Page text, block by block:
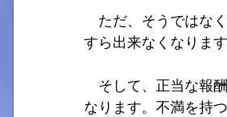
ただ、そうではな
すら出来なくなりま
そして、正当な報
なります。不満を持